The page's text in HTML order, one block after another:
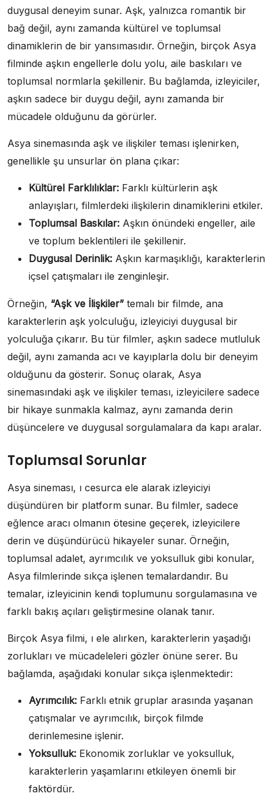
duygusal deneyim sunar. Aşk, yalnızca romantik bir
bağ değil, aynı zamanda kültürel ve toplumsal
dinamiklerin de bir yansımasıdır. Örneğin, birçok Asya
filminde aşkın engellerle dolu yolu, aile baskıları ve
toplumsal normlarla şekillenir. Bu bağlamda, izleyiciler,
aşkın sadece bir duygu değil, aynı zamanda bir
mücadele olduğunu da görürler.
Asya sinemasında aşk ve ilişkiler teması işlenirken,
genellikle şu unsurlar ön plana çıkar:
Kültürel Farklılıklar: Farklı kültürlerin aşk
anlayışları, filmlerdeki ilişkilerin dinamiklerini etkiler.
Toplumsal Baskılar: Aşkın önündeki engeller, aile
ve toplum beklentileri ile şekillenir.
Duygusal Derinlik: Aşkın karmaşıklığı, karakterlerin
içsel çatışmaları ile zenginleşir.
Örneğin, “Aşk ve İlişkiler” temalı bir filmde, ana
karakterlerin aşk yolculuğu, izleyiciyi duygusal bir
yolculuğa çıkarır. Bu tür filmler, aşkın sadece mutluluk
değil, aynı zamanda acı ve kayıplarla dolu bir deneyim
olduğunu da gösterir. Sonuç olarak, Asya
sinemasındaki aşk ve ilişkiler teması, izleyicilere sadece
bir hikaye sunmakla kalmaz, aynı zamanda derin
düşüncelere ve duygusal sorgulamalara da kapı aralar.
Toplumsal Sorunlar
Asya sineması, ı cesurca ele alarak izleyiciyi
düşündüren bir platform sunar. Bu filmler, sadece
eğlence aracı olmanın ötesine geçerek, izleyicilere
derin ve düşündürücü hikayeler sunar. Örneğin,
toplumsal adalet, ayrımcılık ve yoksulluk gibi konular,
Asya filmlerinde sıkça işlenen temalardandır. Bu
temalar, izleyicinin kendi toplumunu sorgulamasına ve
farklı bakış açıları geliştirmesine olanak tanır.
Birçok Asya filmi, ı ele alırken, karakterlerin yaşadığı
zorlukları ve mücadeleleri gözler önüne serer. Bu
bağlamda, aşağıdaki konular sıkça işlenmektedir:
Ayrımcılık: Farklı etnik gruplar arasında yaşanan
çatışmalar ve ayrımcılık, birçok filmde
derinlemesine işlenir.
Yoksulluk: Ekonomik zorluklar ve yoksulluk,
karakterlerin yaşamlarını etkileyen önemli bir
faktördür.